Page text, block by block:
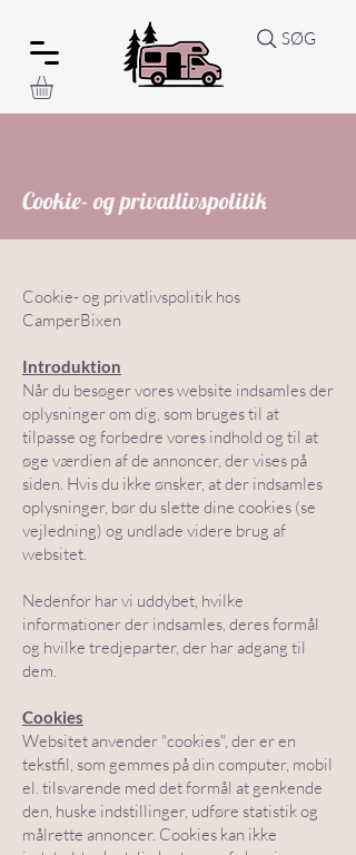
SØG
Cookie- og privatlivspolitik
Cookie- og privatlivspolitik hos
CamperBixen
Introduktion
Når du besøger vores website indsamles der
oplysninger om dig, som bruges til at
tilpasse og forbedre vores indhold og til at
øge værdien af de annoncer, der vises på
siden. Hvis du ikke ønsker, at der indsamles
oplysninger, bør du slette dine cookies (se
vejledning) og undlade videre brug af
websitet.
Nedenfor har vi uddybet, hvilke
informationer der indsamles, deres formål
og hvilke tredjeparter, der har adgang til
dem.
Cookies
Websitet anvender "cookies", der er en
tekstfil, som gemmes på din computer, mobil
el. tilsvarende med det formål at genkende
den, huske indstillinger, udføre statistik og
målrette annoncer. Cookies kan ikke